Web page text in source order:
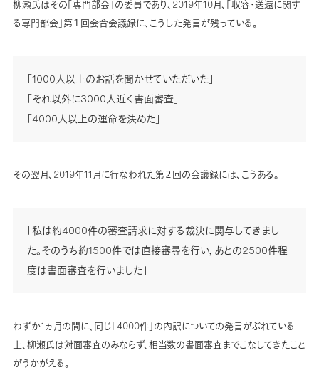
柳瀬氏はその「専門部会」の委員であり、2019年10月、「収容・送還に関す
る専門部会」第１回会合会議録に、こうした発言が残っている。
「1000人以上のお話を聞かせていただいた」
「それ以外に3000人近く書面審査」
「4000人以上の運命を決めた」
その翌月、2019年11月に行なわれた第２回の会議録には、こうある。
「私は約4000件の審査請求に対する裁決に関与してきまし
た。そのうち約1500件では直接審尋を行い，あとの2500件程
度は書面審査を行いました」
わずか1ヵ月の間に、同じ「4000件」の内訳についての発言がぶれている
上、柳瀬氏は対面審査のみならず、相当数の書面審査までこなしてきたこと
がうかがえる。